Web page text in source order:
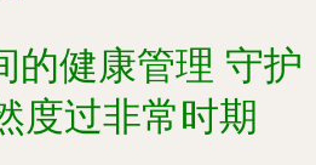
的健康管理 守护
度过非常时期